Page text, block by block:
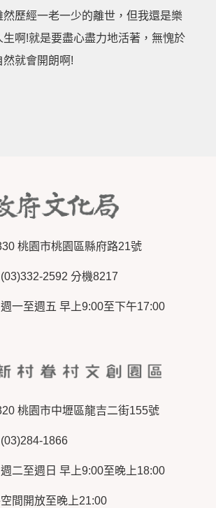
然歷經一老一少的離世，但我還是樂
啊!就是要盡心盡力地活著，無愧於
然就會開朗啊!
桃園市桃園區縣府路21號
2592 分機8217
一至週五 早上9:00至下午17:00
桃園市中壢區龍吉二街155號
1866
二至週日 早上9:00至晚上18:00
間開放至晚上21:00